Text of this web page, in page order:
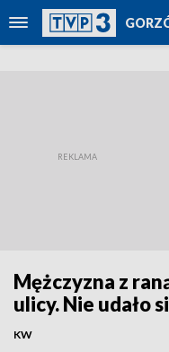
Mężczyzna z
ulicy. Nie udało
KW